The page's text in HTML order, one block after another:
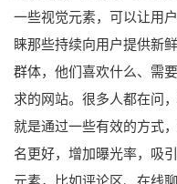
一些视觉元素，可以让用
睐那些持续向用户提供新
群体，他们喜欢什么、需
求的网站。很多人都在问
就是通过一些有效的方式
名更好，增加曝光率，吸